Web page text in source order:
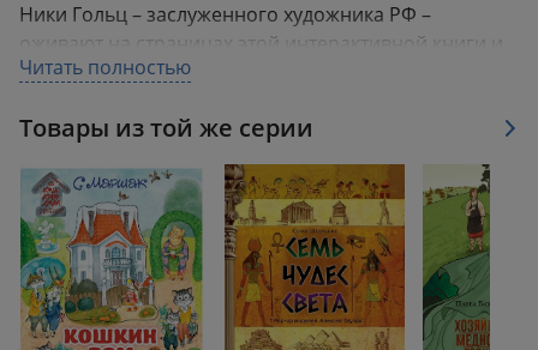
Ники Гольц – заслуженного художника РФ –
оживают на страницах этой интерактивной книги и
приглашают в новогоднюю сказку.
Читать полностью
Товары из той же серии